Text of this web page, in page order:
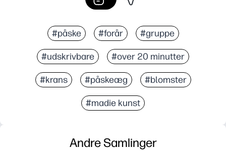
#påske #forår #gruppe
#udskrivbare #over 20 minutter
#krans #påskeæg #blomster
#madie kunst
Andre Samlinger